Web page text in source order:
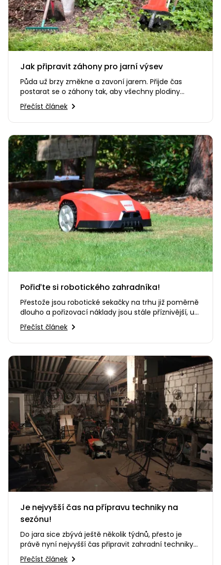
Jak připravit záhony pro jarní výsev
Půda už brzy změkne a zavoní jarem. Přijde čas
postarat se o záhony tak, aby všechny plodiny
mohly růst k naší radosti…
Přečíst článek
Pořiďte si robotického zahradníka!
Přestože jsou robotické sekačky na trhu již poměrně
dlouho a pořizovací náklady jsou stále příznivější, u
mnohých…
Přečíst článek
Je nejvyšší čas na přípravu techniky na
sezónu!
Do jara sice zbývá ještě několik týdnů, přesto je
právě nyní nejvyšší čas připravit zahradní techniky
na sezónu. Máte…
Přečíst článek